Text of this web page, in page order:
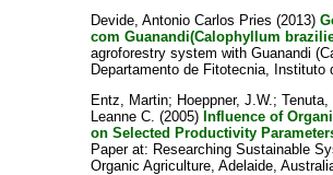
Devide, Antonio Carlos Pries (2013)
com Guanandi(Calophyllum
agroforestry system with Guanandi
Departamento de Fitotecnia,
Entz, Martin; Hoeppner, J.W.;Tenuta,
Leanne C. (2005) Influence of
on Selected Productivity
Paper at: Researching Sustainable
Organic Agriculture, Adelaide,